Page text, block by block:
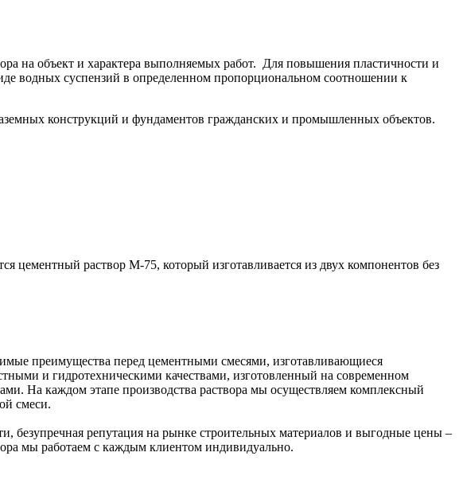
на объект и характера выполняемых работ. Для повышения пластичности и
водных суспензий в определенном пропорциональном соотношении к
конструкций и фундаментов гражданских и промышленных объектов.
цементный раствор М-75, который изготавливается из двух компонентов без
преимущества перед цементными смесями, изготавливающиеся
и гидротехническими качествами, изготовленный на современном
На каждом этапе производства раствора мы осуществляем комплексный
смеси.
безупречная репутация на рынке строительных материалов и выгодные цены –
мы работаем с каждым клиентом индивидуально.